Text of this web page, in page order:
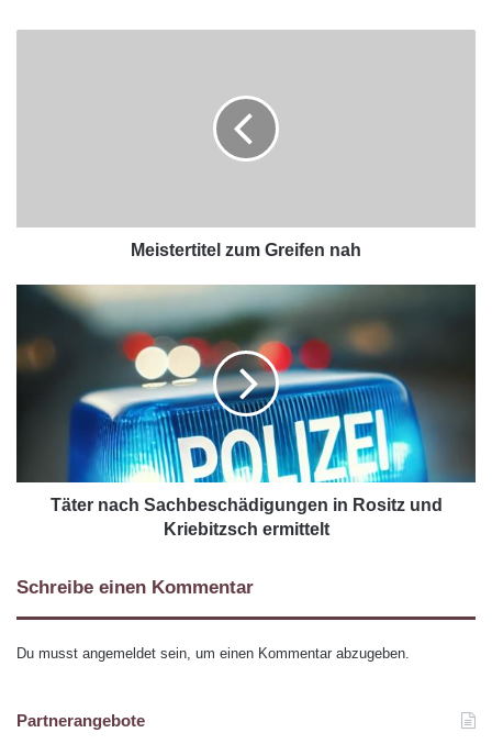
Meistertitel zum Greifen nah
Täter nach Sachbeschädigungen in Rositz und
Kriebitzsch ermittelt
Schreibe einen Kommentar
Du musst angemeldet sein, um einen Kommentar abzugeben.
Partnerangebote